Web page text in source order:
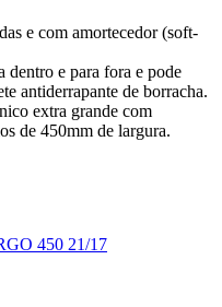
e com amortecedor (soft-
dentro e para fora e pode
antiderrapante de borracha.
extra grande com
de 450mm de largura.